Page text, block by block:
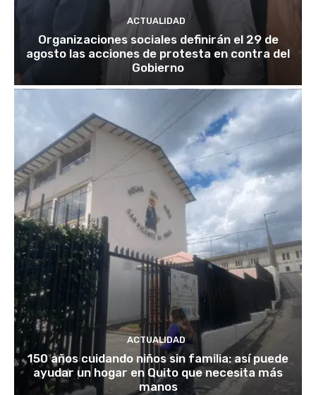
ACTUALIDAD
Organizaciones sociales definirán el 29 de
agosto las acciones de protesta en contra del
Gobierno
ACTUALIDAD
150 años cuidando niños sin familia: así puede
ayudar un hogar en Quito que necesita más
manos